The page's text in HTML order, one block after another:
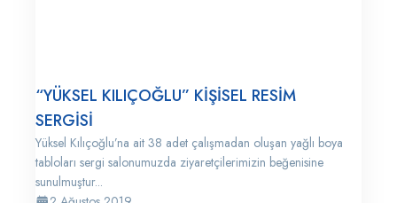
“YÜKSEL KILIÇOĞLU” KİŞİSEL RESİM
SERGİSİ
Yüksel Kılıçoğlu’na ait 38 adet çalışmadan oluşan yağlı boya
tabloları sergi salonumuzda ziyaretçilerimizin beğenisine
sunulmuştur...